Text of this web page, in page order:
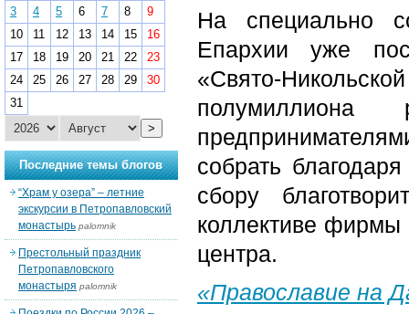
На специально
Епархии уже
«Свято-
собрать
сбору
коллективе фирмы
центра.
«Православие на
3
4 5 6 7 8
9
10
11 12 13 14 15
16
17
18 19 20 21 22
23
24
25 26 27 28 29
30
31
>
Последние темы блогов
“Храм у озера” – летние
экскурсии в Петропавловский
монастырь palomnik
Престольный праздник
Петропавловского
монастыря palomnik